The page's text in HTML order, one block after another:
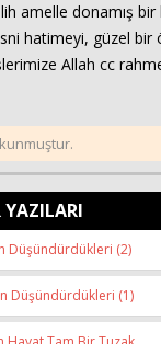
amelle donamış bir
hatimeyi, güzel bir
Allah cc
YAZILARI
Düşündürdükleri (2)
Düşündürdükleri (1)